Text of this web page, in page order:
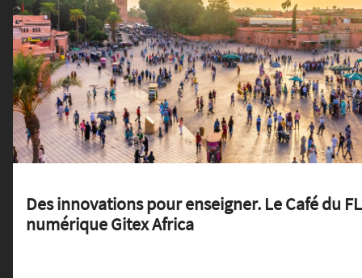
Des innovations pour enseigner. Le Café du
numérique Gitex Africa